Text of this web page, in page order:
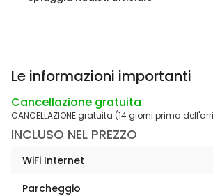
Le informazioni importanti
Cancellazione gratuita
CANCELLAZIONE gratuita (14 giorni prima
INCLUSO NEL PREZZO
WiFi Internet
Parcheggio